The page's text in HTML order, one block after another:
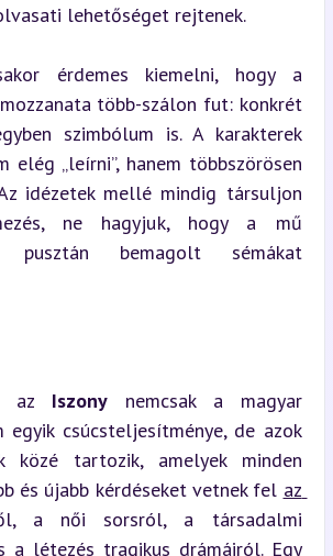
lehetőséget rejtenek.
érdemes kiemelni, hogy a
több-szálon fut: konkrét
szimbólum is. A karakterek
elég „leírni”, hanem többszörösen
idézetek mellé mindig társuljon
ne hagyjuk, hogy a mű
pusztán bemagolt sémákat
az Iszony nemcsak a magyar
egyik csúcsteljesítménye, de azok
közé tartozik, amelyek minden
és újabb kérdéseket vetnek fel az
a női sorsról, a társadalmi
a létezés tragikus drámáiról. Egy